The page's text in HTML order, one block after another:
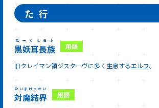
た 行
黒妖耳長族
だーくえるふ
旧クレイマン領ジスターヴに多く生息するエルフ。
対魔結界
たいまけっかい